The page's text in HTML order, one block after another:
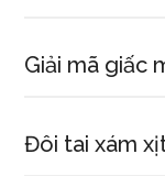
Giải mã giấc
Đôi tai xám